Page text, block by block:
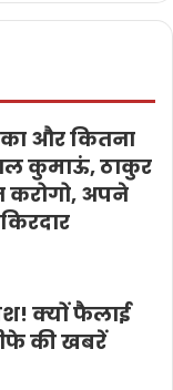
का और कितना
कुमाऊं, ठाकुर
करोगो, अपने
क्यों फैलाई
की खबरें